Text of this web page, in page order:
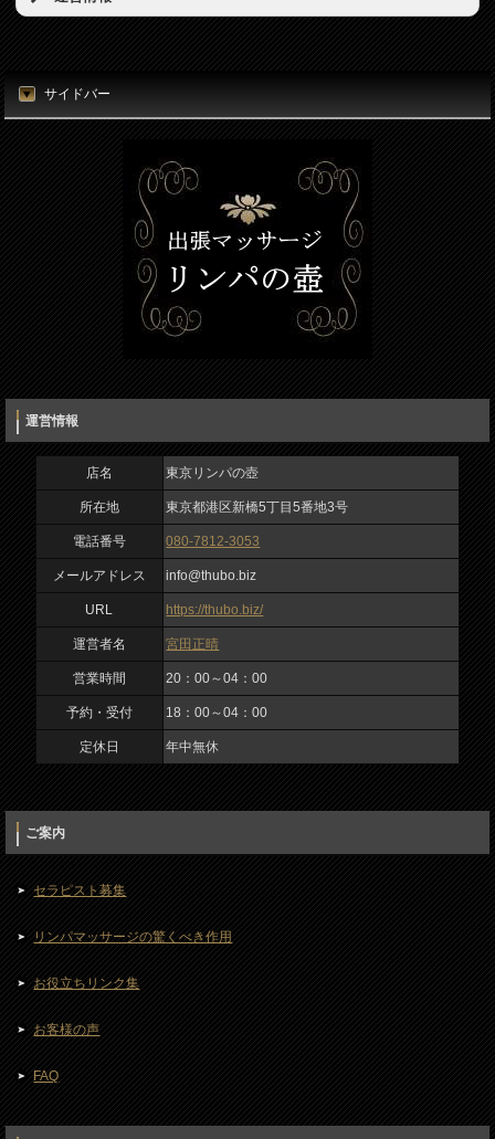
時刻（必須）
お名前（必須）
メールアドレス（必須）
電話番号（必須）
メッセージ
入力内容を確認しました
私は、ロボットではありません
店名
東京リンパの壺
所在地
東京都港区新橋5丁目5番地3号
電話番号
080-7812-3053
メールアドレス
info@thubo.biz
URL
https://thubo.biz/
運営者名
宮田正晴
営業時間
20：00～04：00
定休日
年中無休
サイドバー
運営情報
店名 東京リンパの壺
所在地 東京都港区新橋5丁目5番地3号
電話番号 080-7812-3053
メールアドレス info@thubo.biz
URL https://thubo.biz/
運営者名 宮田正晴
営業時間 20：00～04：00
予約・受付 18：00～04：00
定休日 年中無休
ご案内
セラピスト募集
リンパマッサージの驚くべき作用
お役立ちリンク集
お客様の声
FAQ